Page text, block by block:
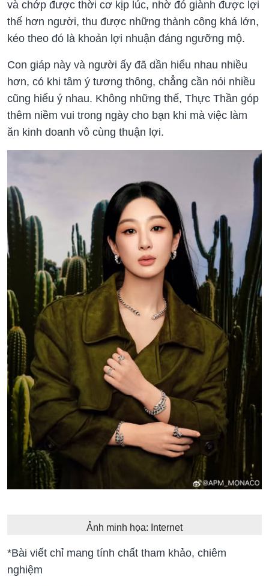
và chớp được thời cơ kịp lúc, nhờ đó giành được lợi
thế hơn người, thu được những thành công khá lớn,
kéo theo đó là khoản lợi nhuận đáng ngưỡng mộ.
Con giáp này và người ấy đã dần hiểu nhau nhiều
hơn, có khi tâm ý tương thông, chẳng cần nói nhiều
cũng hiểu ý nhau. Không những thế, Thực Thần góp
thêm niềm vui trong ngày cho bạn khi mà việc làm
ăn kinh doanh vô cùng thuận lợi.
Ảnh minh họa: Internet
*Bài viết chỉ mang tính chất tham khảo, chiêm
nghiệm